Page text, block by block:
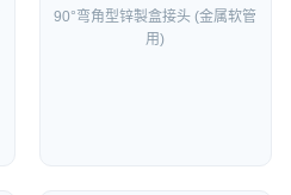
90°弯角型锌製盒接头 (金属软管
用)